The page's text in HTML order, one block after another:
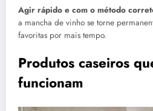
Agir rápido e com o método
a mancha de vinho se torne
favoritas por mais tempo.
Produtos caseiros
funcionam